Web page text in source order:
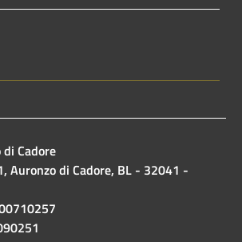
Cadore
Auronzo di Cadore, BL - 32041 -